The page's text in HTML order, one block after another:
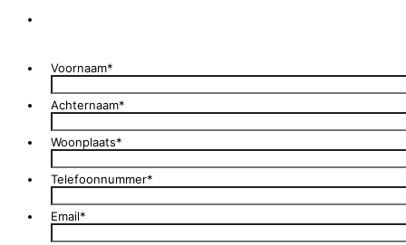
Voornaam*
Achternaam*
Woonplaats*
Telefoonnummer*
Email*